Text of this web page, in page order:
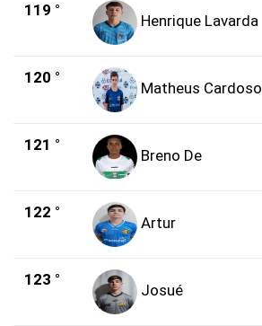
119 °
Henrique Lavarda
120 °
Matheus Cardoso
121 °
Breno De
122 °
Artur
123 °
Josué